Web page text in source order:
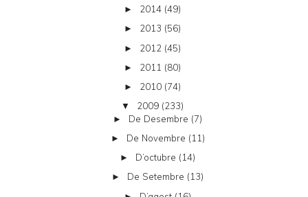
► 2014 (49)
► 2013 (56)
► 2012 (45)
► 2011 (80)
► 2010 (74)
▼ 2009 (233)
► De Desembre (7)
► De Novembre (11)
► D’octubre (14)
► De Setembre (13)